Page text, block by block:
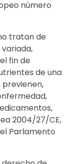
número
tratan de
fin de
de una
2004/27/CE,
Parlamento